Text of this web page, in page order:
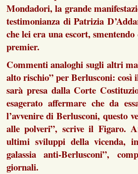
Mondadori, la grande
testimonianza di Patrizia
che lei era una escort,
premier.
Commenti analoghi sugli altri
alto rischio” per Berlusconi: così
sarà presa dalla Corte
esagerato affermare che da
l’avvenire di Berlusconi, questo
alle polveri”, scrive il Figaro.
ultimi sviluppi della vicenda,
galassia anti-Berlusconi”,
giornali.